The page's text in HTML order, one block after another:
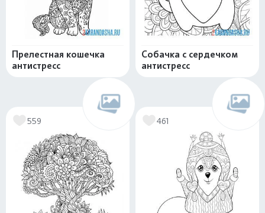
Прелестная кошечка
антистресс
Собачка с сердечком
антистресс
559 461